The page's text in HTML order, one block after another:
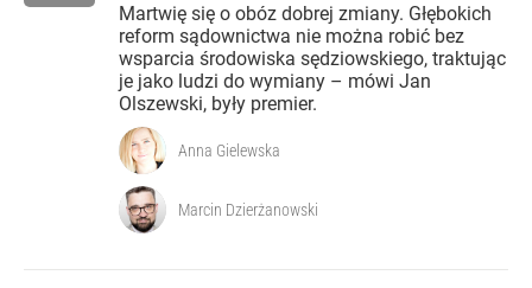
Martwię się o obóz dobrej zmiany. Głębokich
reform sądownictwa nie można robić bez
wsparcia środowiska sędziowskiego, traktując
je jako ludzi do wymiany – mówi Jan
Olszewski, były premier.
Anna Gielewska
Marcin Dzierżanowski